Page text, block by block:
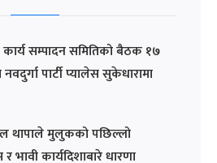
कार्य सम्पादन समितिको बैठक १७
पार्टी प्यालेस सुकेधारामा
थापाले मुलुकको पछिल्लो
भावी कार्यदिशाबारे धारणा